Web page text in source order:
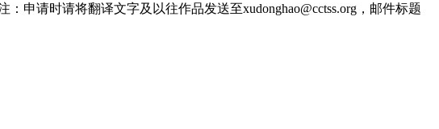
申请时请将翻译文字及以往作品发送至xudonghao@cctss.org，邮件标题